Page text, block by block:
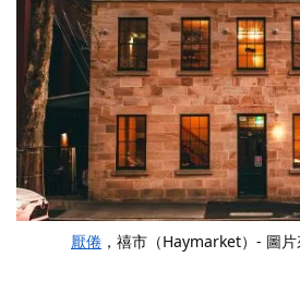
厭倦 ，禧市（Haymarket）- 圖